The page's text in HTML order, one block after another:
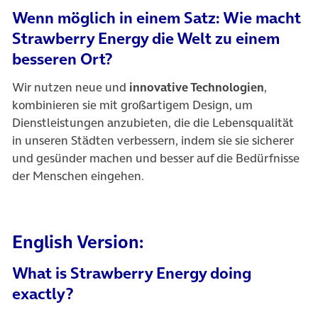
Wenn möglich in einem Satz: Wie macht
Strawberry Energy die Welt zu einem
besseren Ort?
Wir nutzen neue und innovative Technologien,
kombinieren sie mit großartigem Design, um
Dienstleistungen anzubieten, die die Lebensqualität
in unseren Städten verbessern, indem sie sie sicherer
und gesünder machen und besser auf die Bedürfnisse
der Menschen eingehen.
English Version:
What is Strawberry Energy doing
exactly?